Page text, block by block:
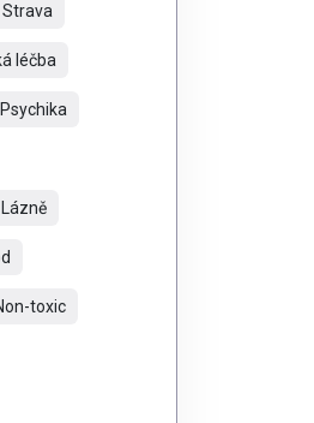
Strava
léčba
Psychika
Lázně
toxic